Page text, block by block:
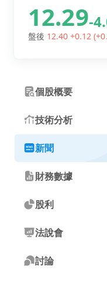
12.29-
盤後 12.40+0.12
個股概要
技術分析
新聞
財務數據
股利
法說會
討論